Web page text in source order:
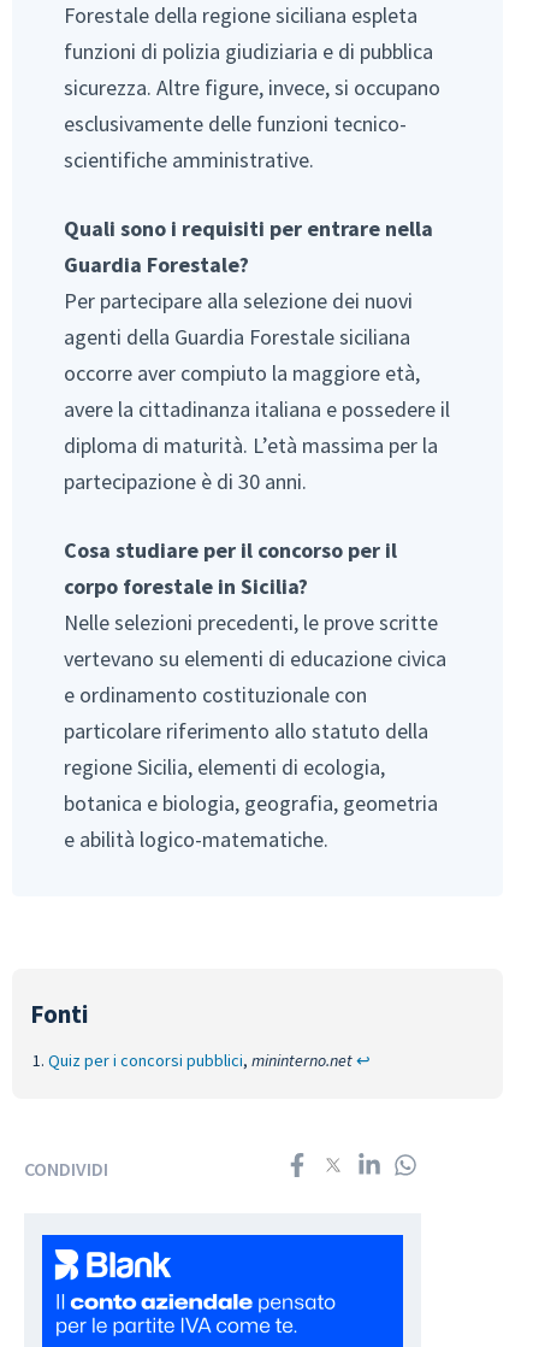
Forestale della regione siciliana espleta
funzioni di polizia giudiziaria e di pubblica
sicurezza. Altre figure, invece, si occupano
esclusivamente delle funzioni tecnico-
scientifiche amministrative.
Quali sono i requisiti per entrare nella
Guardia Forestale?
Per partecipare alla selezione dei nuovi
agenti della Guardia Forestale siciliana
occorre aver compiuto la maggiore età,
avere la cittadinanza italiana e possedere il
diploma di maturità. L’età massima per la
partecipazione è di 30 anni.
Cosa studiare per il concorso per il
corpo forestale in Sicilia?
Nelle selezioni precedenti, le prove scritte
vertevano su elementi di educazione civica
e ordinamento costituzionale con
particolare riferimento allo statuto della
regione Sicilia, elementi di ecologia,
botanica e biologia, geografia, geometria
e abilità logico-matematiche.
Quiz per i concorsi pubblici, mininterno.net↩︎
CONDIVIDI